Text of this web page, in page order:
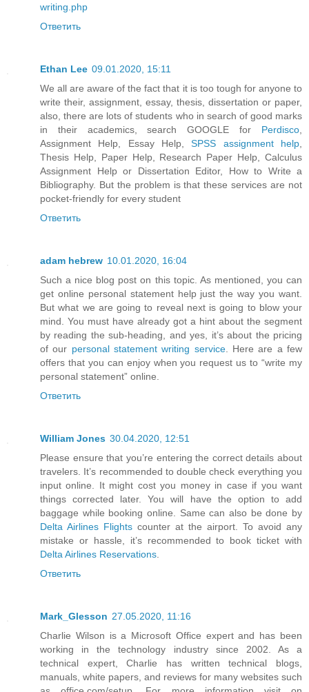
writing.php
Ответить
Ethan Lee 09.01.2020, 15:11
We all are aware of the fact that it is too tough for anyone to
write their, assignment, essay, thesis, dissertation or paper,
also, there are lots of students who in search of good marks
in their academics, search GOOGLE for Perdisco
Assignment Help, Essay Help,SPSS assignment help
Thesis Help, Paper Help, Research Paper Help, Calculus
Assignment Help or Dissertation Editor, How to Write a
Bibliography. But the problem is that these services are not
pocket-friendly for every student
Ответить
adam hebrew 10.01.2020, 16:04
Such a nice blog post on this topic. As mentioned, you can
get online personal statement help just the way you want.
But what we are going to reveal next is going to blow your
mind. You must have already got a hint about the segment
by reading the sub-heading, and yes, it’s about the pricing
of our personal statement writing service. Here are a few
offers that you can enjoy when you request us to “write my
personal statement” online.
Ответить
William Jones 30.04.2020, 12:51
Please ensure that you’re entering the correct details about
travelers. It’s recommended to double check everything you
input online. It might cost you money in case if you want
things corrected later. You will have the option to add
baggage while booking online. Same can also be done by
Delta Airlines Flights counter at the airport. To avoid any
mistake or hassle, it’s recommended to book ticket with
Delta Airlines Reservations
Ответить
Mark_Glesson 27.05.2020, 11:16
Charlie Wilson is a Microsoft Office expert and has been
working in the technology industry since 2002. As a
technical expert, Charlie has written technical blogs,
manuals, white papers, and reviews for many websites such